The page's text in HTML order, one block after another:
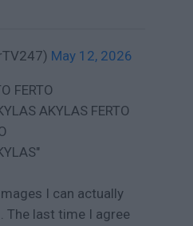
May 12, 2026
FERTO
AKYLAS FERTO
I can actually
The last time I agree